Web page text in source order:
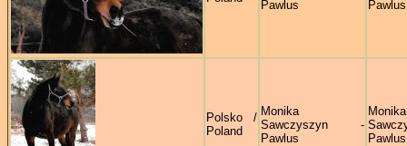
Pawlus
Pawlus
Polsko /
Poland
Monika
Sawczyszyn -
Pawlus
Monika
Pawlus